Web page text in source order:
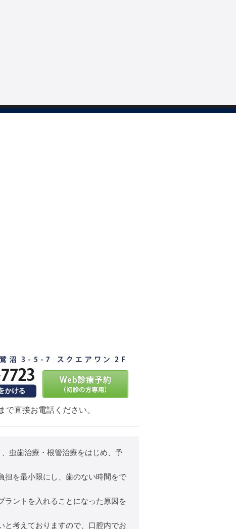
で直接お電話ください。
虫歯治療・根管治療をはじめ、予
担を最小限にし、歯のない時間をで
ラントを入れることになった原因を
と考えておりますので、口腔内でお